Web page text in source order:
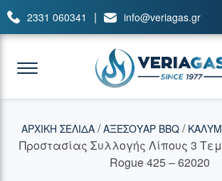
2331 060341 | info@veriagas.gr
ΑΡΧΙΚΉ ΣΕΛΊΔΑ /ΑΞΕΣΟΥΑΡ BBQ /
Προστασίας Συλλογής Λίπους 3
Rogue 425 – 62020